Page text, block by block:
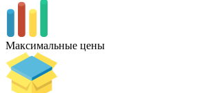
Максимальные цены